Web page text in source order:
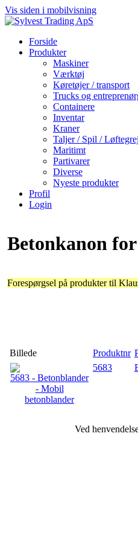
Vis siden i mobilvisning
Forside
Produkter
Maskiner
Værktøj
Køretøjer / transport
Trucks og
Containere
Inventar
Kraner
Taljer / Spil / Løftegrej
Maritimt
Partivarer
Diverse
Nyeste produkter
Profil
Login
Betonkanon
Forespørgsel på produkter til
Billede Produktnr
5683
Ved